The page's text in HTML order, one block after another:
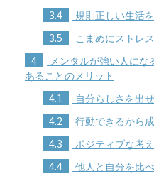
3.4 規則正しい生活
3.5 こまめにストレ
4
メンタルが強い人に
あることのメリット
4.1 自分らしさを出
4.2 行動できるから
4.3 ポジティブな考
4.4 他人と自分を比